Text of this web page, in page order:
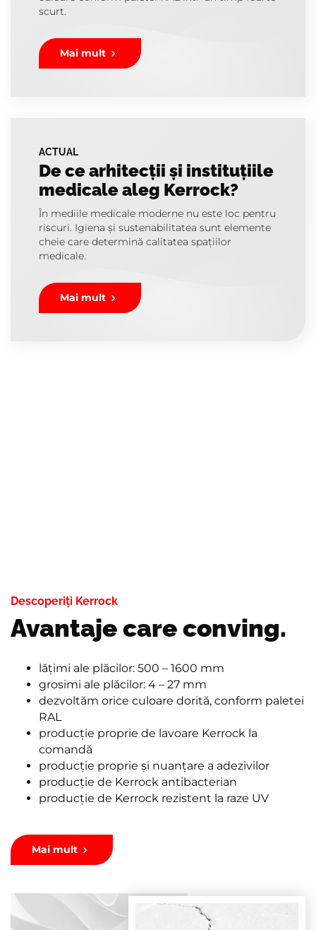
scurt.
Mai mult
ACTUAL
De ce arhitecții și instituțiile
medicale aleg Kerrock?
În mediile medicale moderne nu este loc pentru
riscuri. Igiena și sustenabilitatea sunt elemente
cheie care determină calitatea spațiilor
medicale.
Mai mult
Descoperiți Kerrock
Avantaje care conving.
lățimi ale plăcilor: 500 – 1600 mm
grosimi ale plăcilor: 4 – 27 mm
dezvoltăm orice culoare dorită, conform paletei
RAL
producție proprie de lavoare Kerrock la
comandă
producție proprie și nuanțare a adezivilor
producție de Kerrock antibacterian
producție de Kerrock rezistent la raze UV
Mai mult